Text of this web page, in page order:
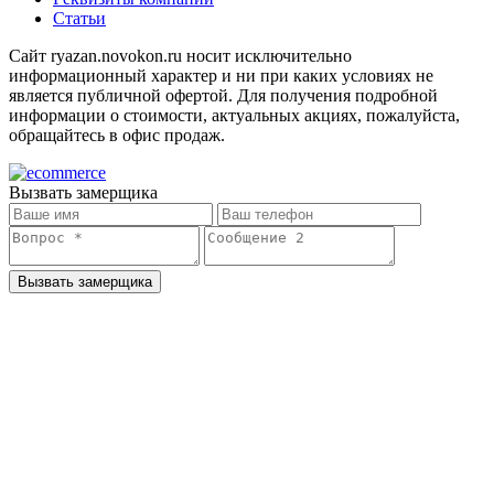
Статьи
Сайт ryazan.novokon.ru носит исключительно
информационный характер и ни при каких условиях не
является публичной офертой. Для получения подробной
информации о стоимости, актуальных акциях, пожалуйста,
обращайтесь в офис продаж.
Вызвать замерщика
Вызвать замерщика